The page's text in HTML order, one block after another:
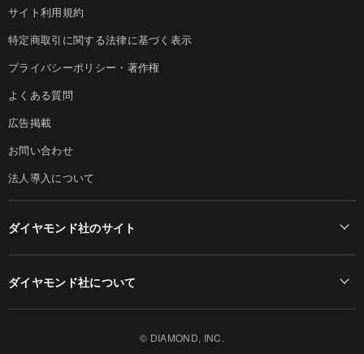
サイト利用規約
特定商取引に関する法律に基づく表示
プライバシーポリシー・著作権
よくある質問
広告掲載
お問い合わせ
法人導入について
ダイヤモンド社のサイト
ダイヤモンド社について
© DIAMOND, INC.